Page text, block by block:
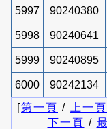
5997 90240380
5998 90240641
5999 90240895
6000 90242134
[第一頁 / 上一頁
下一頁 /